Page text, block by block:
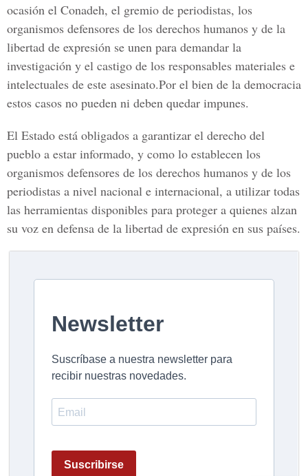
ocasión el Conadeh, el gremio de periodistas, los
organismos defensores de los derechos humanos y de la
libertad de expresión se unen para demandar la
investigación y el castigo de los responsables materiales e
intelectuales de este asesinato.Por el bien de la democracia
estos casos no pueden ni deben quedar impunes.
El Estado está obligados a garantizar el derecho del
pueblo a estar informado, y como lo establecen los
organismos defensores de los derechos humanos y de los
periodistas a nivel nacional e internacional, a utilizar todas
las herramientas disponibles para proteger a quienes alzan
su voz en defensa de la libertad de expresión en sus países.